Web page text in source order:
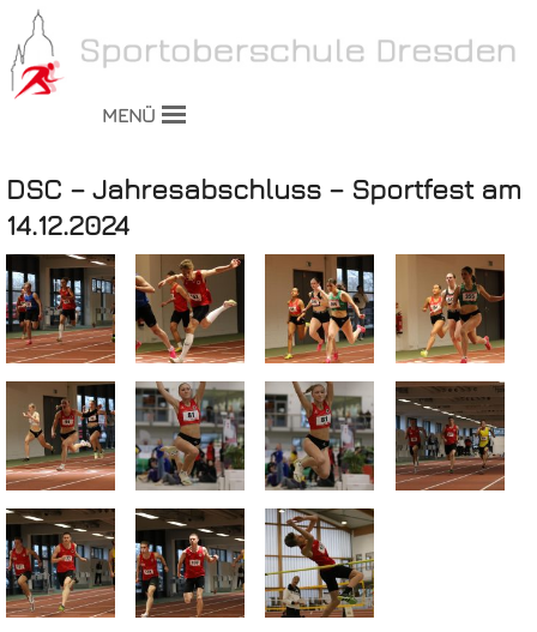
MENÜ
DSC – Jahresabschluss – Sportfest am
14.12.2024